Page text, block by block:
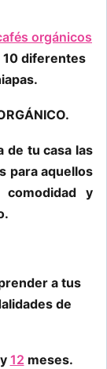
orgánicos
10 diferentes
de tu casa las
para aquellos
y
a tus
de
12 meses.